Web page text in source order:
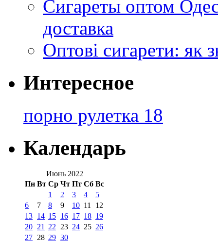
Сигареты оптом
доставка
Оптові сигарети: як
Интересное
порно рулетка 18
Календарь
Июнь 2022
Пн Вт Ср Чт Пт Сб Вс
1 2 3 4
5
6
7 8 9 10 11
12
13 14 15 16 17 18 19
20 21 22 23 24 25 26
27 28 29 30